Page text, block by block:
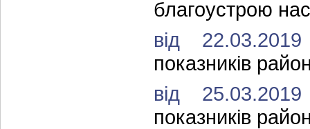
благоустрою
від
показників
від
показників